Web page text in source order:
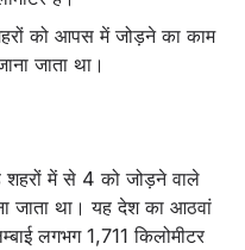
को आपस में जोड़ने का काम
जाता था।
में से 4 को जोड़ने वाले
जाता था। यह देश का आठवां
लगभग 1,711 किलोमीटर